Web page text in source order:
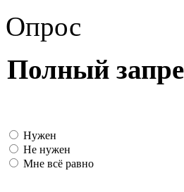
Опрос
Полный
Нужен
Не нужен
Мне всё равно